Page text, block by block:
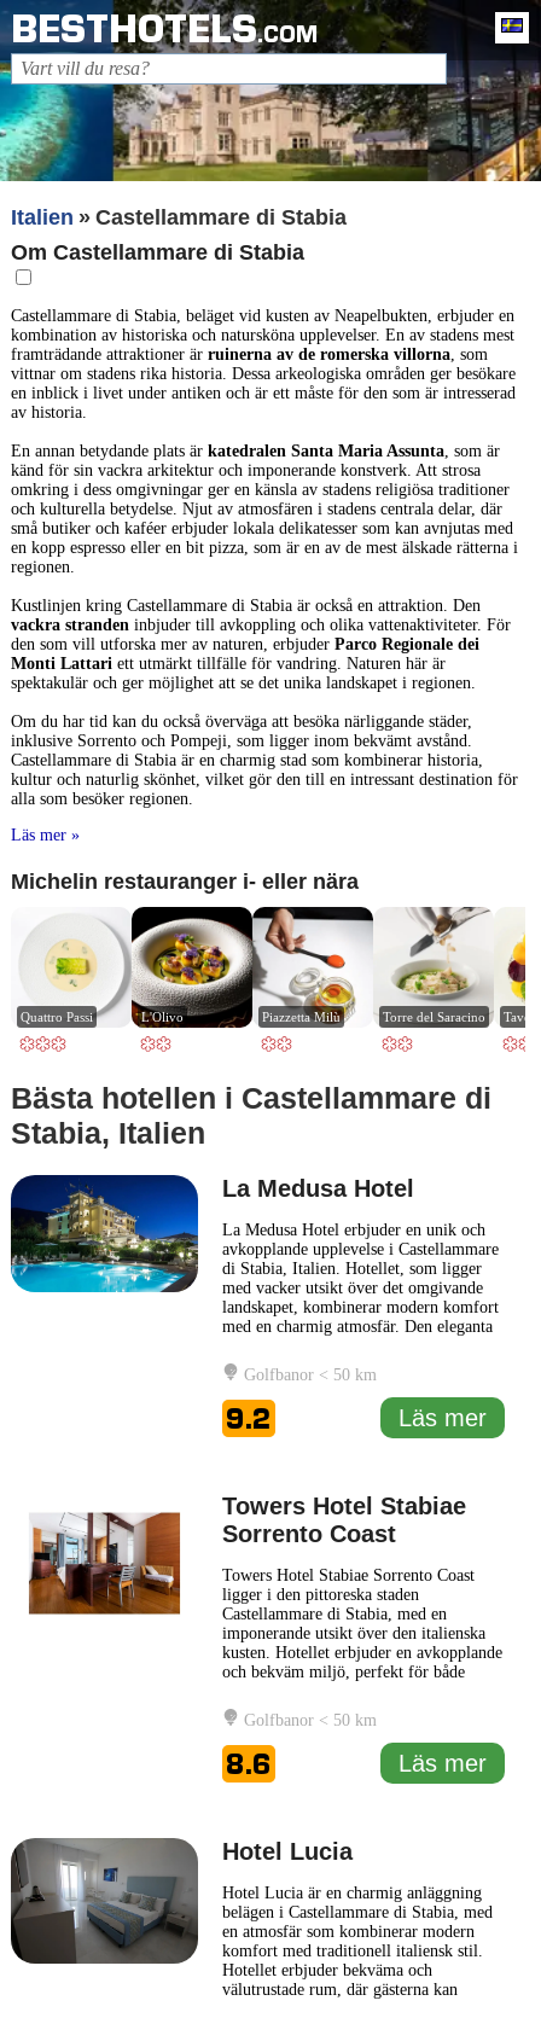
BESTHOTELS.COM
Italien
Castellammare di Stabia
Om Castellammare di Stabia
Castellammare di Stabia, beläget vid kusten av Neapelbukten, erbjuder en
kombination av historiska och natursköna upplevelser. En av stadens mest
framträdande attraktioner är ruinerna av de romerska villorna, som
vittnar om stadens rika historia. Dessa arkeologiska områden ger besökare
en inblick i livet under antiken och är ett måste för den som är intresserad
av historia.
En annan betydande plats är katedralen Santa Maria Assunta, som är
känd för sin vackra arkitektur och imponerande konstverk. Att strosa
omkring i dess omgivningar ger en känsla av stadens religiösa traditioner
och kulturella betydelse. Njut av atmosfären i stadens centrala delar, där
små butiker och kaféer erbjuder lokala delikatesser som kan avnjutas med
en kopp espresso eller en bit pizza, som är en av de mest älskade rätterna i
regionen.
Kustlinjen kring Castellammare di Stabia är också en attraktion. Den
vackra strandeninbjuder till avkoppling och olika vattenaktiviteter. För
den som vill utforska mer av naturen, erbjuder Parco Regionale dei
Monti Lattariett utmärkt tillfälle för vandring. Naturen här är
spektakulär och ger möjlighet att se det unika landskapet i regionen.
Om du har tid kan du också överväga att besöka närliggande städer,
inklusive Sorrento och Pompeji, som ligger inom bekvämt avstånd.
Castellammare di Stabia är en charmig stad som kombinerar historia,
kultur och naturlig skönhet, vilket gör den till en intressant destination för
alla som besöker regionen.
Läs mer »
Michelin restauranger i- eller nära
Quattro Passi L'Olivo Piazzetta Milù Torre del Saracino
Bästa hotellen i Castellammare di
Stabia, Italien
La Medusa Hotel
La Medusa Hotel erbjuder en unik och
avkopplande upplevelse i Castellammare
di Stabia, Italien. Hotellet, som ligger
med vacker utsikt över det omgivande
landskapet, kombinerar modern komfort
med en charmig atmosfär. Den eleganta
gästerna en känsla av lugn och
avkoppling. La Medusa Hotel är det
perfekta valet för både affärsresenärer
och semesterfirare. Här... Läs mer
Golfbanor < 50 km
9.2 Läs mer
Towers Hotel Stabiae
Sorrento Coast
Towers Hotel Stabiae Sorrento Coast
ligger i den pittoreska staden
Castellammare di Stabia, med en
imponerande utsikt över den italienska
kusten. Hotellet erbjuder en avkopplande
och bekväm miljö, perfekt för både
utforska regionens natursköna skönhet.
Hotellet har en modern design med
eleganta detaljer som skapar en
välkomnande atmosfär. Gästerna kan
njuta av
Golfbanor < 50 km
8.6 Läs mer
Hotel Lucia
Hotel Lucia är en charmig anläggning
belägen i Castellammare di Stabia, med
en atmosfär som kombinerar modern
komfort med traditionell italiensk stil.
Hotellet erbjuder bekväma och
välutrustade rum, där gästerna kan